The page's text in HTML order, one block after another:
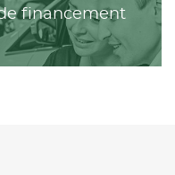
financement